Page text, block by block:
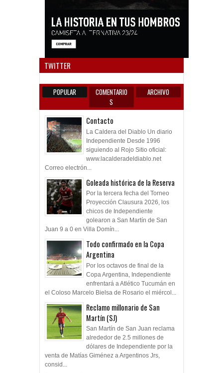
TWITTER
POPULAR
COMENTARIO
S
ARCHIVO
Contacto
La Caldera del Diablo Un diario
Independiente Desde 1996
siguiendo al Rojo Sitio oficial:
www.lacalderadeldiablo.net
Correo electrón...
Goleada histórica de la Reserva
Por la tercera fecha del Torneo
Proyección Clausura 2026, los
chicos de Independiente
golearon a San Martín de San
Juan 9 a 0 en Villa Domín...
Todo confirmado en la Copa
Argentina
Por los octavos de final de la
Copa Argentina, Independiente
enfrentará a Atlético Tucumán en
el Coloso Marcelo Bielsa de Rosario el miércol...
Reclamo millonario de San
Martín (SJ)
San Martín de San Juan reclama
alrededor de 2.5 millones de
dólares de Independiente por la
venta de Matías Giménez a Argentinos Jrs,
consid...